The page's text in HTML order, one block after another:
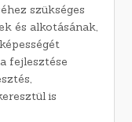
szükséges
és alkotásának,
fejlesztése
is